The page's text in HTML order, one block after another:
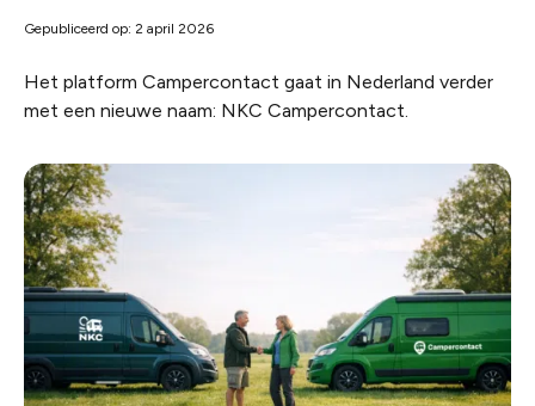
Gepubliceerd op: 2 april 2026
Het platform Campercontact gaat in Nederland verder
met een nieuwe naam: NKC Campercontact.